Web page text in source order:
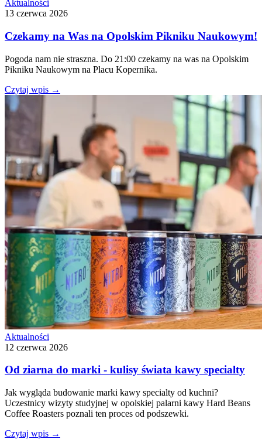
Aktualności
13 czerwca 2026
Czekamy na Was na Opolskim Pikniku Naukowym!
Pogoda nam nie straszna. Do 21:00 czekamy na was na Opolskim
Pikniku Naukowym na Placu Kopernika.
Czytaj wpis →
Aktualności
12 czerwca 2026
Od ziarna do marki - kulisy świata kawy specialty
Jak wygląda budowanie marki kawy specialty od kuchni?
Uczestnicy wizyty studyjnej w opolskiej palarni kawy Hard Beans
Coffee Roasters poznali ten proces od podszewki.
Czytaj wpis →